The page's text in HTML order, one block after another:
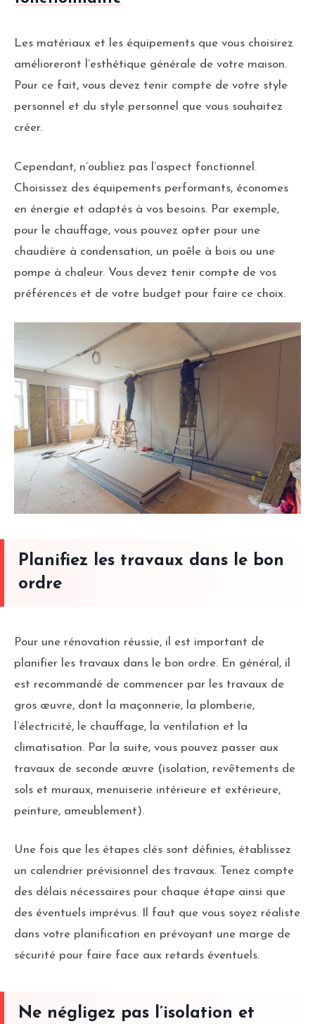
Les matériaux et les équipements que vous choisirez
amélioreront l’esthétique générale de votre maison.
Pour ce fait, vous devez tenir compte de votre style
personnel et du style personnel que vous souhaitez
créer.
Cependant, n’oubliez pas l’aspect fonctionnel.
Choisissez des équipements performants, économes
en énergie et adaptés à vos besoins. Par exemple,
pour le chauffage, vous pouvez opter pour une
chaudière à condensation, un poêle à bois ou une
pompe à chaleur. Vous devez tenir compte de vos
préférences et de votre budget pour faire ce choix.
Planifiez les travaux dans le bon
ordre
Pour une rénovation réussie, il est important de
planifier les travaux dans le bon ordre. En général, il
est recommandé de commencer par les travaux de
gros œuvre, dont la maçonnerie, la plomberie,
l’électricité, le chauffage, la ventilation et la
climatisation. Par la suite, vous pouvez passer aux
travaux de seconde œuvre (isolation, revêtements de
sols et muraux, menuiserie intérieure et extérieure,
peinture, ameublement).
Une fois que les étapes clés sont définies, établissez
un calendrier prévisionnel des travaux. Tenez compte
des délais nécessaires pour chaque étape ainsi que
des éventuels imprévus. Il faut que vous soyez réaliste
dans votre planification en prévoyant une marge de
sécurité pour faire face aux retards éventuels.
Ne négligez pas l’isolation et